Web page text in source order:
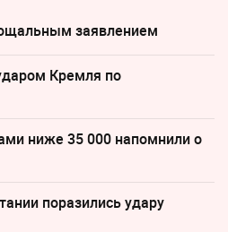
заявлением
Кремля по
ниже 35 000 напомнили о
поразились удару